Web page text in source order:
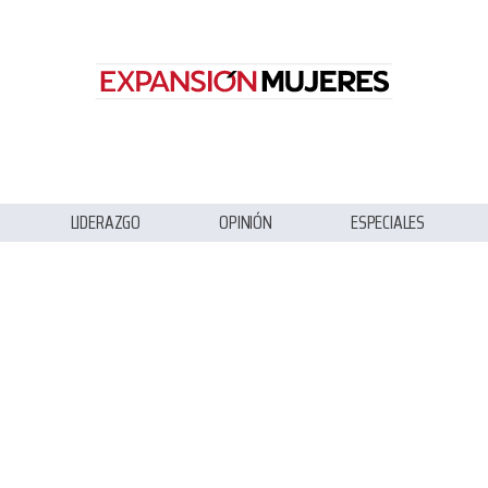
LIDERAZGO OPINIÓN ESPECIALES